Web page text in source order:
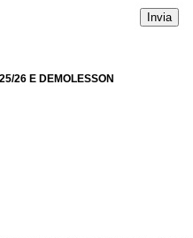
26 E DEMOLESSON